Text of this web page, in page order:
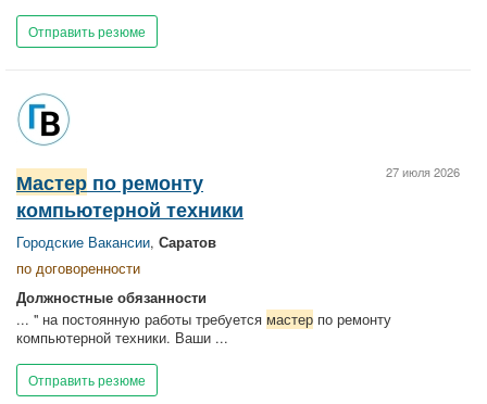
Отправить резюме
27 июля 2026
Мастер по ремонту
компьютерной техники
Городские Вакансии, Саратов
по договоренности
Должностные обязанности
... " на постоянную работы требуется мастер по ремонту
компьютерной техники. Ваши ...
Отправить резюме